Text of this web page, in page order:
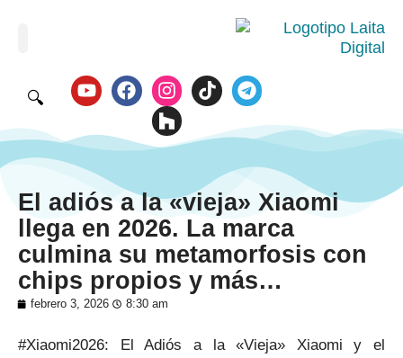
🔍
El adiós a la «vieja» Xiaomi
llega en 2026. La marca
culmina su metamorfosis con
chips propios y más…
febrero 3, 2026 8:30 am
#Xiaomi2026: El Adiós a la «Vieja» Xiaomi y el